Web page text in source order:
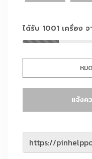
ได้รับ 1001 เครื่อง
หม
แจ้งค